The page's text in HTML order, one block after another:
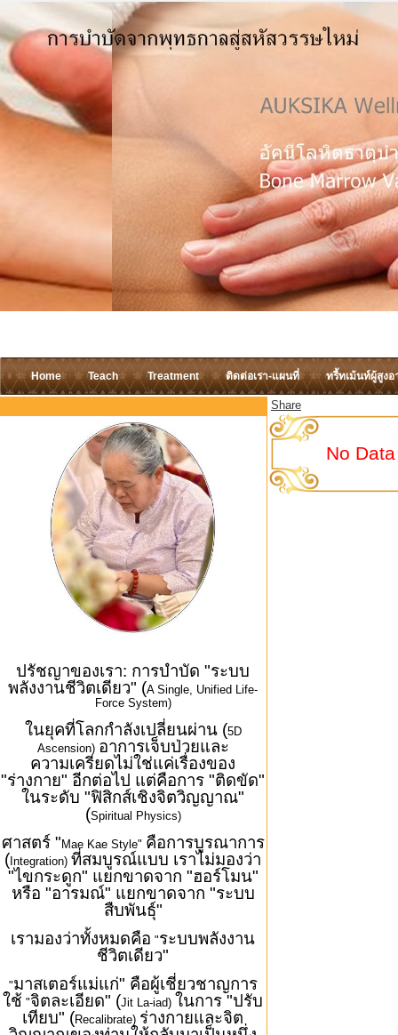
Home Teach Treatment ติดต่อเรา-แผนที่ ทรี้ทเม้นท์ผู้สูงอ
ปรัชญาของเรา: การบำบัด "ระบบ
พลังงานชีวิตเดียว" (A Single, Unified Life-
Force System)
ในยุคที่โลกกำลังเปลี่ยนผ่าน (5D
Ascension) อาการเจ็บป่วยและ
ความเครียดไม่ใช่แค่เรื่องของ
"ร่างกาย" อีกต่อไป แต่คือการ "ติดขัด"
ในระดับ "ฟิสิกส์เชิงจิตวิญญาณ"
(Spiritual Physics)
ศาสตร์ " Mae Kae Style" คือการบูรณาการ
( Integration)ที่สมบูรณ์แบบ เราไม่มองว่า
"ไขกระดูก" แยกขาดจาก "ฮอร์โมน"
หรือ "อารมณ์" แยกขาดจาก "ระบบ
สืบพันธุ์"
เรามองว่าทั้งหมดคือ "ระบบพลังงาน
ชีวิตเดียว"
"มาสเตอร์แม่แก่" คือผู้เชี่ยวชาญการ
ใช้ "จิตละเอียด" (Jit La-iad) ในการ "ปรับ
เทียบ" (Recalibrate) ร่างกายและจิต
Share
No Data